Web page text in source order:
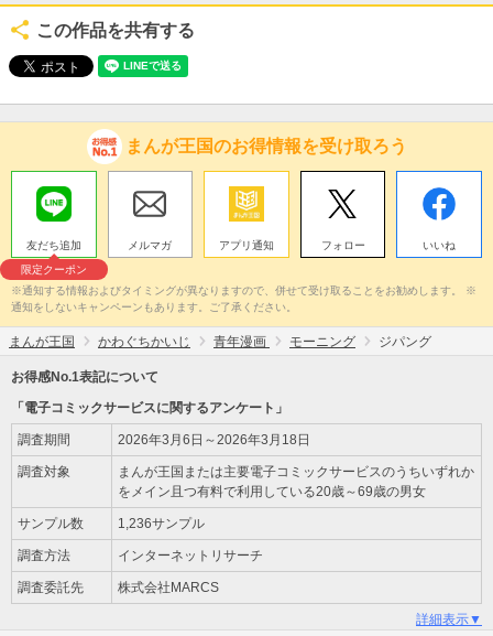
この作品を共有する
まんが王国のお得情報を受け取ろう
友だち追加
限定クーポン
メルマガ アプリ通知 フォロー いいね
※通知する情報およびタイミングが異なりますので、併せて受け取ることをお勧めします。 ※
通知をしないキャンペーンもあります。ご了承ください。
まんが王国 かわぐちかいじ 青年漫画 モーニング ジパング
お得感No.1表記について
「電子コミックサービスに関するアンケート」
調査期間 2026年3月6日～2026年3月18日
調査対象
まんが王国または主要電子コミックサービスのうちいずれか
をメイン且つ有料で利用している20歳～69歳の男女
サンプル数 1,236サンプル
調査方法 インターネットリサーチ
調査委託先 株式会社MARCS
詳細表示▼